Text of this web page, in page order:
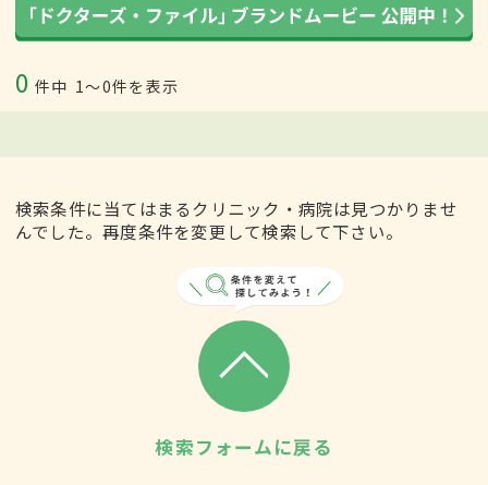
0 件中 1〜0件を表示
検索条件に当てはまるクリニック・病院は見つかりませ
んでした。再度条件を変更して検索して下さい。
検索フォームに戻る